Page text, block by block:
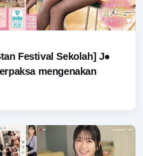
Festival Sekolah] J●
mengenakan